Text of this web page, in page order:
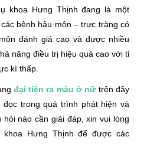
khoa Hưng Thịnh đang là một
bệnh hậu môn – trực tràng có
đánh giá cao và được nhiều
năng điều trị hiệu quả cao với tỉ
kì thấp.
đại tiện ra máu ở nữtrên đây
trong quá trình phát hiện và
nào cần giải đáp, xin vui lòng
khoa Hưng Thịnh để được các